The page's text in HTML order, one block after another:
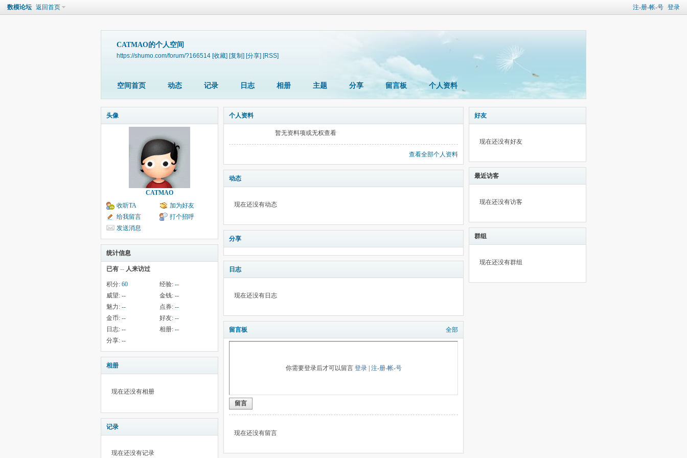
注-册-帐-号 登录
数模论坛 返回首页
CATMAO的个人空间
https://shumo.com/forum/?166514 [收藏] [复制] [分享] [RSS]
空间首页 动态 记录 日志 相册 主题 分享 留言板 个人资料
头像
CATMAO
收听TA
加为好友
给我留言
打个招呼
发送消息
统计信息
已有 -- 人来访过
积分: 60 经验: --
威望: -- 金钱: --
魅力: -- 点券: --
金币: -- 好友: --
日志: -- 相册: --
分享: --
相册
现在还没有相册
记录
现在还没有记录
个人资料
暂无资料项或无权查看
查看全部个人资料
动态
现在还没有动态
分享
日志
现在还没有日志
留言板 全部
你需要登录后才可以留言 登录| 注-册-帐-号
留言
现在还没有留言
好友
现在还没有好友
最近访客
现在还没有访客
群组
现在还没有群组